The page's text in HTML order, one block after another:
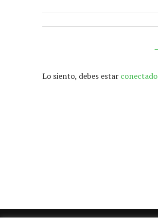
Lo siento, debes estar conectado